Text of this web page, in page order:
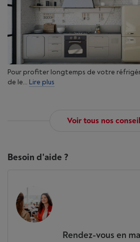
Pour profiter longtemps de votre
de le... Lire plus
Voir tous nos
Besoin d'aide ?
Rendez-vous en